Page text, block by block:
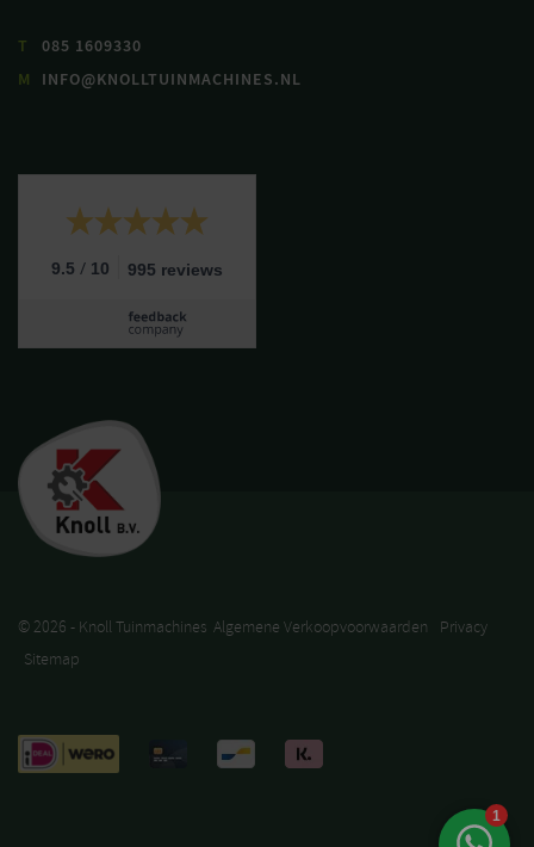
T
085 1609330
M
INFO@KNOLLTUINMACHINES.NL
9.5 / 10 995 reviews
© 2026 - Knoll Tuinmachines Algemene Verkoopvoorwaarden
Privacy
Sitemap